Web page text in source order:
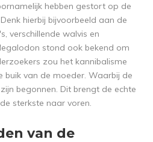
hebben gestort op de
hierbij bijvoorbeeld aan de
verschillende walvis en
stond ook bekend om
zou het kannibalisme
buik van de moeder. Waarbij de
begonnen. Dit brengt de echte
sterkste naar voren.
van de